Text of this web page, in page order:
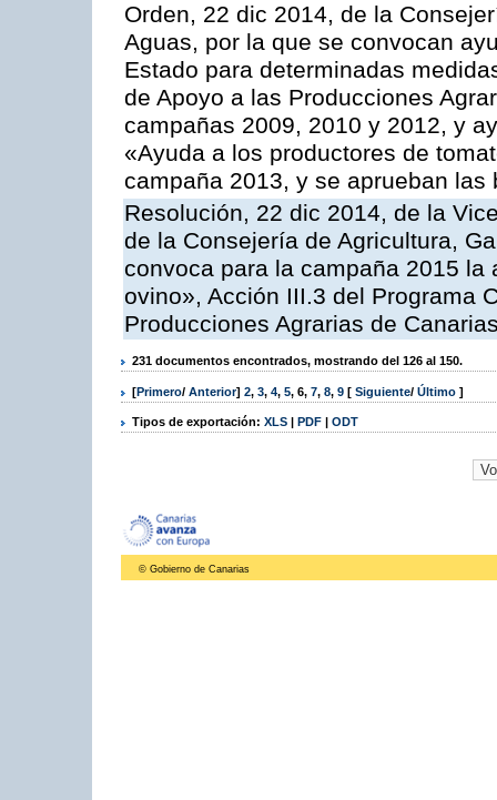
Orden, 22 dic 2014, de la
Aguas, por la que se convocan
Estado para determinadas
de Apoyo a las Producciones
campañas 2009, 2010 y 2012, y
«Ayuda a los productores de
campaña 2013, y se aprueban
Resolución, 22 dic 2014, de la
de la Consejería de Agricultura,
convoca para la campaña 2015
ovino», Acción III.3 del Programa
Producciones Agrarias de
231 documentos encontrados, mostrando del 126 al 150.
[Primero/ Anterior] 2, 3, 4, 5, 6, 7, 8, 9 [ Siguiente/ Último ]
Tipos de exportación: XLS | PDF | ODT
© Gobierno de Canarias